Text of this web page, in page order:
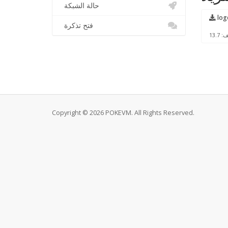
حالة الشبكة
فتح تذكرة
Copyright © 2026 POKEVM. All Rights Reserved.